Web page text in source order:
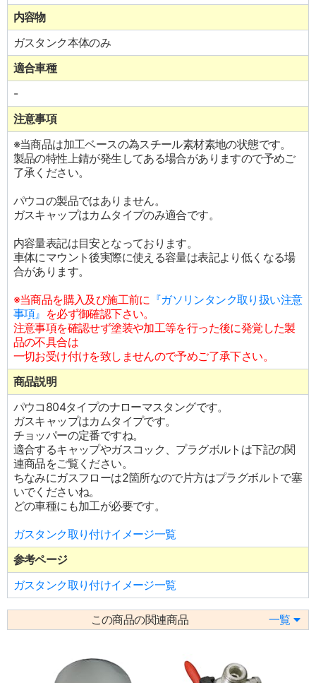
内容物
ガスタンク本体のみ
適合車種
-
注意事項
※当商品は加工ベースの為スチール素材素地の状態です。
製品の特性上錆が発生してある場合がありますので予めご
了承ください。
パウコの製品ではありません。
ガスキャップはカムタイプのみ適合です。
内容量表記は目安となっております。
車体にマウント後実際に使える容量は表記より低くなる場
合があります。
※当商品を購入及び施工前に 『ガソリンタンク取り扱い注意
事項』 を必ず御確認下さい。
注意事項を確認せず塗装や加工等を行った後に発覚した製
品の不具合は
一切お受け付けを致しませんので予めご了承下さい。
商品説明
パウコ804タイプのナローマスタングです。
ガスキャップはカムタイプです。
チョッパーの定番ですね。
適合するキャップやガスコック、プラグボルトは下記の関
連商品をご覧ください。
ちなみにガスフローは2箇所なので片方はプラグボルトで塞
いでくださいね。
どの車種にも加工が必要です。
ガスタンク取り付けイメージ一覧
参考ページ
ガスタンク取り付けイメージ一覧
この商品の関連商品 一覧